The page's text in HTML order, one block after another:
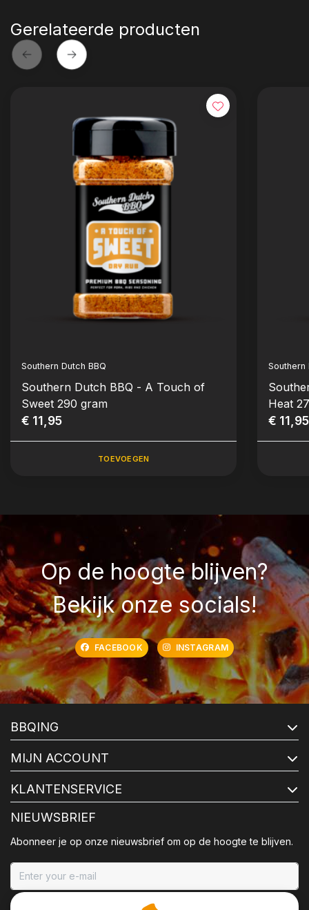
Gerelateerde producten
Southern Dutch BBQ
Southern Dutch BBQ - A Touch of
Sweet 290 gram
€ 11,95
TOEVOEGEN
Southern
Heat
€ 11,95
Op de hoogte blijven?
Bekijk onze socials!
FACEBOOK INSTAGRAM
BBQING
MIJN ACCOUNT
KLANTENSERVICE
NIEUWSBRIEF
Abonneer je op onze nieuwsbrief om op de hoogte te blijven.